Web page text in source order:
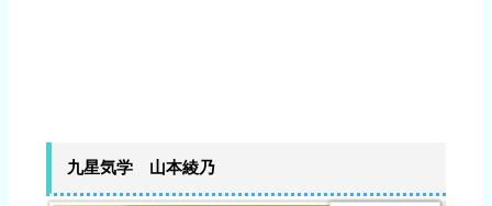
九星気学 山本綾乃